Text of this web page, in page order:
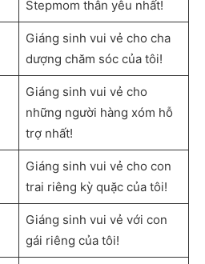
Stepmom thân yêu nhất!
Giáng sinh vui vẻ cho cha
dượng chăm sóc của tôi!
Giáng sinh vui vẻ cho
những người hàng xóm hỗ
trợ nhất!
Giáng sinh vui vẻ cho con
trai riêng kỳ quặc của tôi!
Giáng sinh vui vẻ với con
gái riêng của tôi!